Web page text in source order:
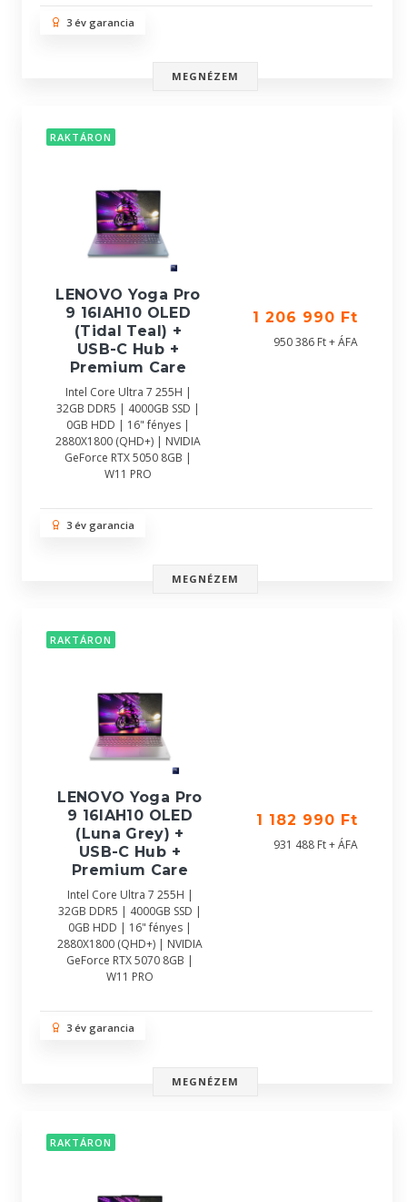
3 év garancia
MEGNÉZEM
RAKTÁRON
LENOVO Yoga Pro
9 16IAH10 OLED
(Tidal Teal) +
USB-C Hub +
Premium Care
Intel Core Ultra 7 255H |
32GB DDR5 | 4000GB SSD |
0GB HDD | 16" fényes |
2880X1800 (QHD+) | NVIDIA
GeForce RTX 5050 8GB |
W11 PRO
1 206 990 Ft
950 386 Ft + ÁFA
3 év garancia
MEGNÉZEM
RAKTÁRON
LENOVO Yoga Pro
9 16IAH10 OLED
(Luna Grey) +
USB-C Hub +
Premium Care
Intel Core Ultra 7 255H |
32GB DDR5 | 4000GB SSD |
0GB HDD | 16" fényes |
2880X1800 (QHD+) | NVIDIA
GeForce RTX 5070 8GB |
W11 PRO
1 182 990 Ft
931 488 Ft + ÁFA
3 év garancia
MEGNÉZEM
RAKTÁRON